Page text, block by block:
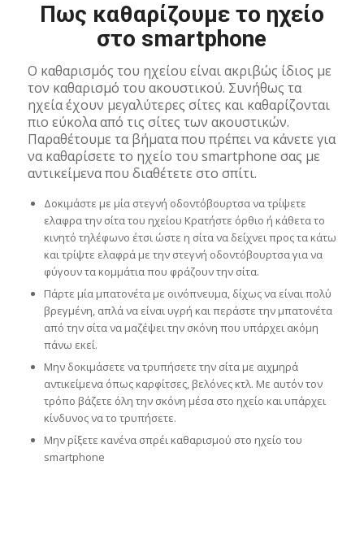
Πως καθαρίζουμε το ηχείο
στο smartphone
Ο καθαρισμός του ηχείου είναι ακριβώς ίδιος με
τον καθαρισμό του ακουστικού. Συνήθως τα
ηχεία έχουν μεγαλύτερες σίτες και καθαρίζονται
πιο εύκολα από τις σίτες των ακουστικών.
Παραθέτουμε τα βήματα που πρέπει να κάνετε για
να καθαρίσετε το ηχείο του smartphone σας με
αντικείμενα που διαθέτετε στο σπίτι.
Δοκιμάστε με μία στεγνή οδοντόβουρτσα να τρίψετε
ελαφρα την σίτα του ηχείου Κρατήστε όρθιο ή κάθετα το
κινητό τηλέφωνο έτσι ώστε η σίτα να δείχνει προς τα κάτω
και τρίψτε ελαφρά με την στεγνή οδοντόβουρτσα για να
φύγουν τα κομμάτια που φράζουν την σίτα.
Πάρτε μία μπατονέτα με οινόπνευμα, δίχως να είναι πολύ
βρεγμένη, απλά να είναι υγρή και περάστε την μπατονέτα
από την σίτα να μαζέψει την σκόνη που υπάρχει ακόμη
πάνω εκεί.
Μην δοκιμάσετε να τρυπήσετε την σίτα με αιχμηρά
αντικείμενα όπως καρφίτσες, βελόνες κτλ. Με αυτόν τον
τρόπο βάζετε όλη την σκόνη μέσα στο ηχείο και υπάρχει
κίνδυνος να το τρυπήσετε.
Μην ρίξετε κανένα σπρέι καθαρισμού στο ηχείο του
smartphone